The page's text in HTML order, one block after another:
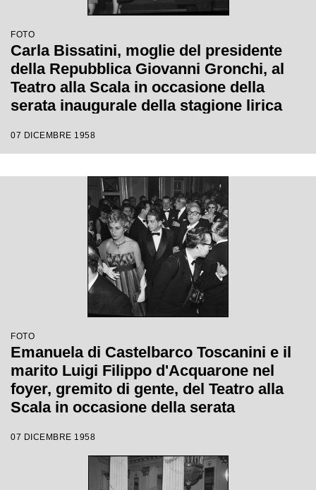
FOTO
Carla Bissatini, moglie del presidente
della Repubblica Giovanni Gronchi, al
Teatro alla Scala in occasione della
serata inaugurale della stagione lirica
Giacomo Puccini, diretta da Antonino
Wallmann
07 DICEMBRE 1958
FOTO
Emanuela di Castelbarco Toscanini e il
marito Luigi Filippo d'Acquarone nel
foyer, gremito di gente, del Teatro alla
Scala in occasione della serata
1959 con l'opera "Turandot", di Giacomo
Puccini, diretta da Antonino Votto con la
regia di Margherita Wallmann
07 DICEMBRE 1958